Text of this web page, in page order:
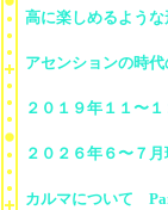
高に楽しめるよう
アセンションの時
２０１９年１１〜
２０２６年６〜７
カルマについて